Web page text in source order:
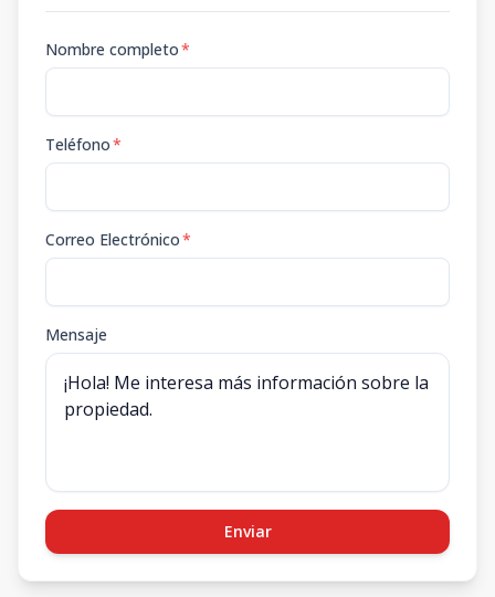
Nombre completo*
Teléfono*
Correo Electrónico*
Mensaje
Enviar